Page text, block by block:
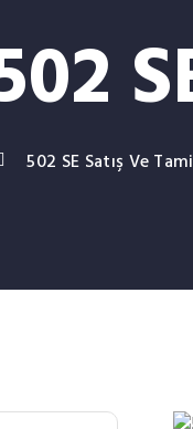
502 SE Satış Ve